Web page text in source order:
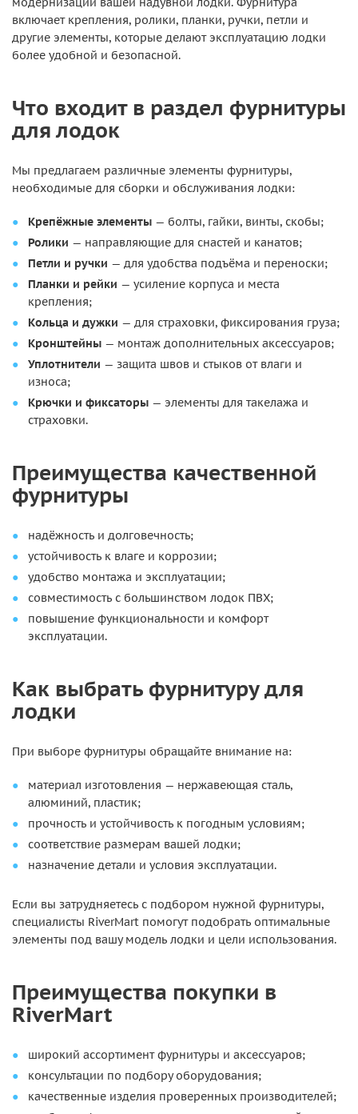
включает крепления, ролики, планки, ручки, петли и
другие элементы, которые делают эксплуатацию лодки
более удобной и безопасной.
Что входит в раздел фурнитуры
для лодок
Мы предлагаем различные элементы фурнитуры,
необходимые для сборки и обслуживания лодки:
Крепёжные элементы — болты, гайки, винты, скобы;
Ролики — направляющие для снастей и канатов;
Петли и ручки — для удобства подъёма и переноски;
Планки и рейки — усиление корпуса и места
крепления;
Кольца и дужки — для страховки, фиксирования груза;
Кронштейны — монтаж дополнительных аксессуаров;
Уплотнители — защита швов и стыков от влаги и
износа;
Крючки и фиксаторы — элементы для такелажа и
страховки.
Преимущества качественной
фурнитуры
надёжность и долговечность;
устойчивость к влаге и коррозии;
удобство монтажа и эксплуатации;
совместимость с большинством лодок ПВХ;
повышение функциональности и комфорт
эксплуатации.
Как выбрать фурнитуру для
лодки
При выборе фурнитуры обращайте внимание на:
материал изготовления — нержавеющая сталь,
алюминий, пластик;
прочность и устойчивость к погодным условиям;
соответствие размерам вашей лодки;
назначение детали и условия эксплуатации.
Если вы затрудняетесь с подбором нужной фурнитуры,
специалисты RiverMart помогут подобрать оптимальные
элементы под вашу модель лодки и цели использования.
Преимущества покупки в
RiverMart
широкий ассортимент фурнитуры и аксессуаров;
консультации по подбору оборудования;
качественные изделия проверенных производителей;